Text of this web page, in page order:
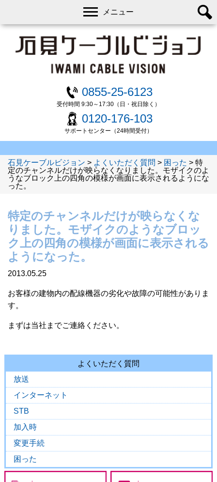
0855-25-6123
受付時間 9:30～17:30（日・祝日除く）
0120-176-103
サポートセンター（24時間受付）
メニュー
石見ケーブルビジョン > よくいただく質問 > 困った > 特
定のチャンネルだけが映らなくなりました。モザイクのよ
うなブロック上の四角の模様が画面に表示されるようにな
った。
特定のチャンネルだけが映らなくな
りました。モザイクのようなブロッ
ク上の四角の模様が画面に表示される
ようになった。
2013.05.25
お客様の建物内の配線機器の劣化や故障の可能性がありま
す。
まずは当社までご連絡ください。
よくいただく質問
放送
インターネット
STB
加入時
変更手続
困った